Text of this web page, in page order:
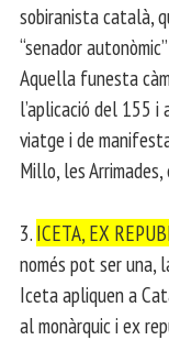
sobiranista català,
“senador
Aquella funesta
l’aplicació del 155 i
viatge i de
Millo, les
3. ICETA, EX
només pot ser una,
Iceta apliquen a
al monàrquic i ex